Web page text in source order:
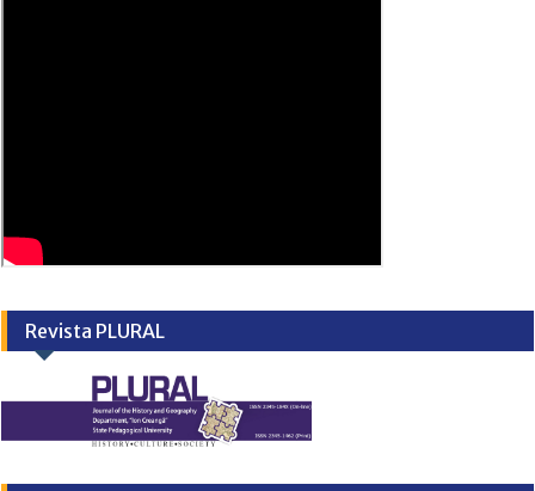
Revista PLURAL